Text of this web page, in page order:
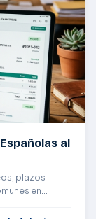
al
plazos
en